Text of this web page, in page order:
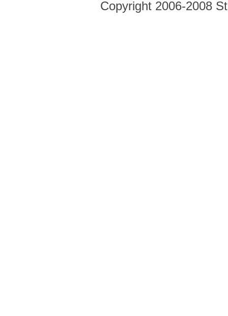
Copyright 2006-2008